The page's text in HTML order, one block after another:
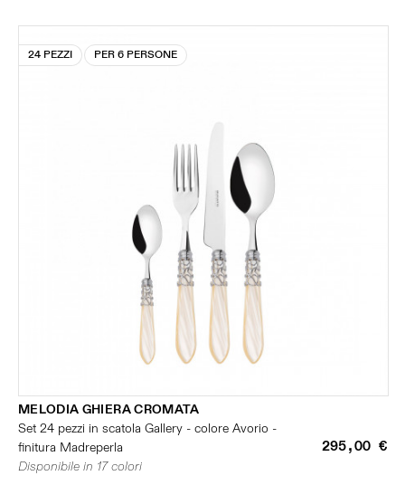
24 PEZZI PER 6 PERSONE
MELODIA GHIERA CROMATA
Set 24 pezzi in scatola Gallery - colore Avorio -
finitura Madreperla
295,00 €
Disponibile in 17 colori